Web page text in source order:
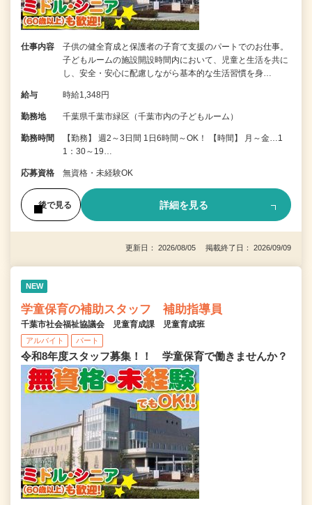
仕事内容
子供の健全育成と保護者の子育て支援のパートでのお仕事。
子どもルームの施設開設時間内において、児童と生活を共に
し、安全・安心に配慮しながら基本的な生活習慣を身…
給与 時給1,348円
勤務地 千葉県千葉市緑区（千葉市内の子どもルーム）
勤務時間
【勤務】 週2～3日間 1日6時間～OK！ 【時間】 月～金…1
1：30～19…
応募資格 無資格・未経験OK
後で見る 詳細を見る
更新日： 2026/08/05 掲載終了日： 2026/09/09
NEW
学童保育の補助スタッフ 補助指導員
千葉市社会福祉協議会 児童育成課 児童育成班
アルバイト パート
令和8年度スタッフ募集！！ 学童保育で働きませんか？